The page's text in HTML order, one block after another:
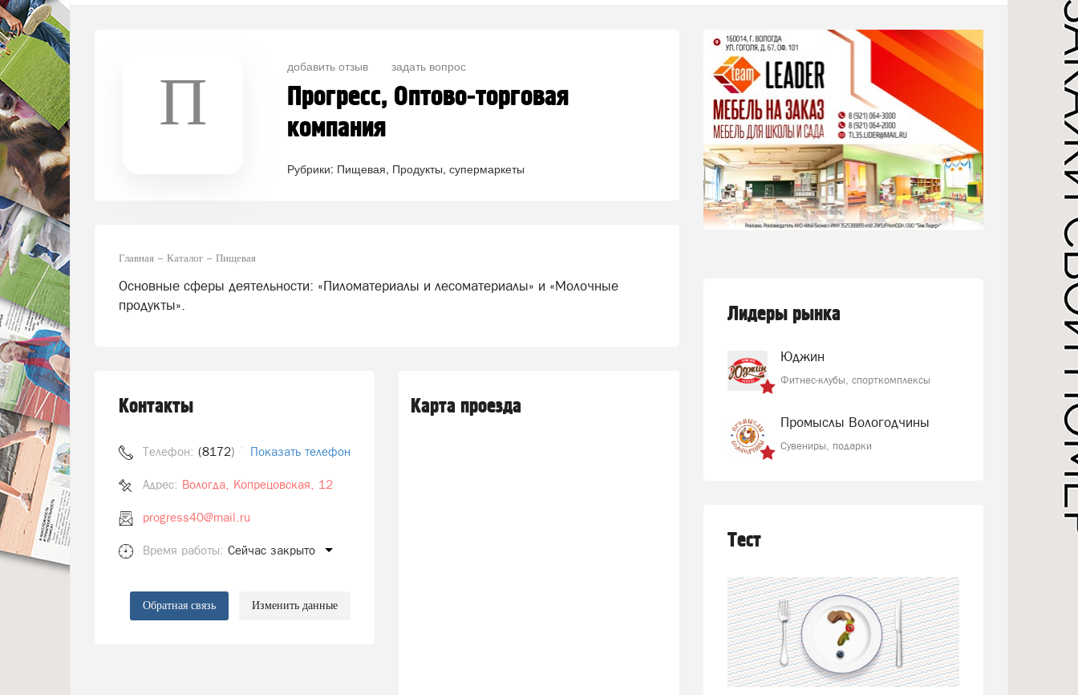
П добавить отзыв задать вопрос
Прогресс, Оптово-торговая
компания
Рубрики: Пищевая Продукты, супермаркеты
Главная Каталог Пищевая
Основные сферы деятельности: «Пиломатериалы и лесоматериалы» и «Молочные
продукты».
Контакты
Телефон: (8172) 70-25-22Показать телефон
Адрес: Вологда, Копрецовская, 12
progress40@mail.ru
Время работы: Сейчас закрыто
Обратная связь Изменить данные
Карта проезда
Лидеры рынка
Юджин
Фитнес-клубы, спорткомплексы
Промыслы Вологодчины
Сувениры, подарки
Тест